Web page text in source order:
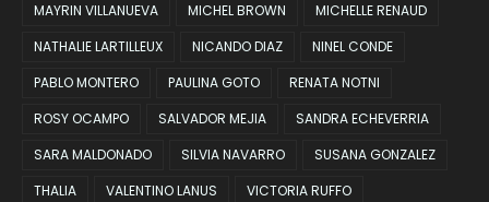
MAYRIN VILLANUEVA
MICHEL BROWN
MICHELLE RENAUD
NATHALIE LARTILLEUX
NICANDO DIAZ
NINEL CONDE
PABLO MONTERO
PAULINA GOTO
RENATA NOTNI
ROSY OCAMPO
SALVADOR MEJIA
SANDRA ECHEVERRIA
SARA MALDONADO
SILVIA NAVARRO
SUSANA GONZALEZ
THALIA
VALENTINO LANUS
VICTORIA RUFFO